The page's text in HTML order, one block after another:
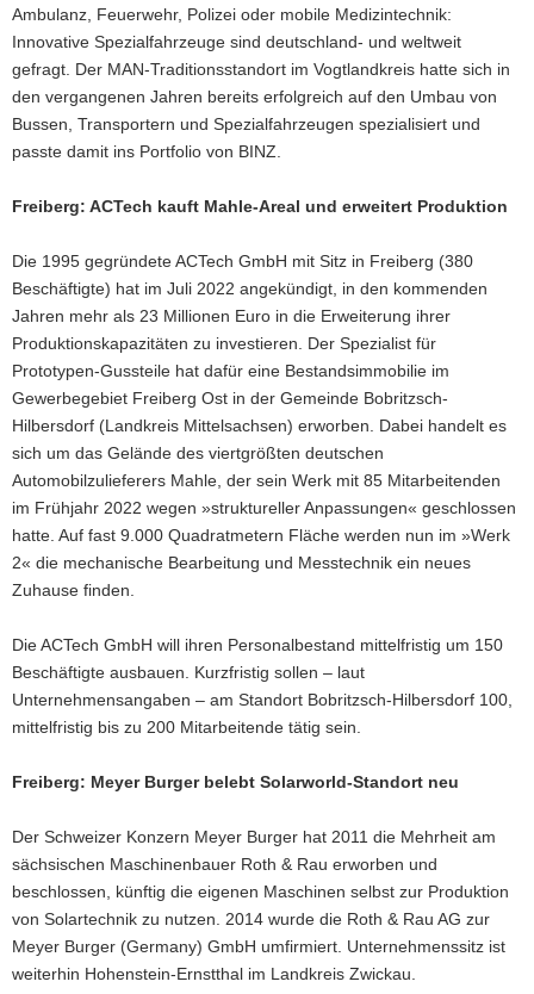
Ambulanz, Feuerwehr, Polizei oder mobile Medizintechnik:
Innovative Spezialfahrzeuge sind deutschland- und weltweit
gefragt. Der MAN-Traditionsstandort im Vogtlandkreis hatte sich in
den vergangenen Jahren bereits erfolgreich auf den Umbau von
Bussen, Transportern und Spezialfahrzeugen spezialisiert und
passte damit ins Portfolio von BINZ.
Freiberg: ACTech kauft Mahle-Areal und erweitert Produktion
Die 1995 gegründete ACTech GmbH mit Sitz in Freiberg (380
Beschäftigte) hat im Juli 2022 angekündigt, in den kommenden
Jahren mehr als 23 Millionen Euro in die Erweiterung ihrer
Produktionskapazitäten zu investieren. Der Spezialist für
Prototypen-Gussteile hat dafür eine Bestandsimmobilie im
Gewerbegebiet Freiberg Ost in der Gemeinde Bobritzsch-
Hilbersdorf (Landkreis Mittelsachsen) erworben. Dabei handelt es
sich um das Gelände des viertgrößten deutschen
Automobilzulieferers Mahle, der sein Werk mit 85 Mitarbeitenden
im Frühjahr 2022 wegen »struktureller Anpassungen« geschlossen
hatte. Auf fast 9.000 Quadratmetern Fläche werden nun im »Werk
2« die mechanische Bearbeitung und Messtechnik ein neues
Zuhause finden.
Die ACTech GmbH will ihren Personalbestand mittelfristig um 150
Beschäftigte ausbauen. Kurzfristig sollen – laut
Unternehmensangaben – am Standort Bobritzsch-Hilbersdorf 100,
mittelfristig bis zu 200 Mitarbeitende tätig sein.
Freiberg: Meyer Burger belebt Solarworld-Standort neu
Der Schweizer Konzern Meyer Burger hat 2011 die Mehrheit am
sächsischen Maschinenbauer Roth & Rau erworben und
beschlossen, künftig die eigenen Maschinen selbst zur Produktion
von Solartechnik zu nutzen. 2014 wurde die Roth & Rau AG zur
Meyer Burger (Germany) GmbH umfirmiert. Unternehmenssitz ist
weiterhin Hohenstein-Ernstthal im Landkreis Zwickau.